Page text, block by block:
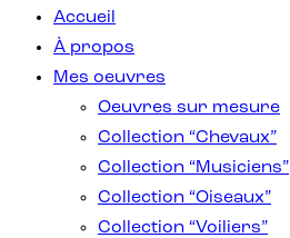
Accueil
À propos
Mes oeuvres
Oeuvres sur mesure
Collection “Chevaux”
Collection “Musiciens”
Collection “Oiseaux”
Collection “Voiliers”